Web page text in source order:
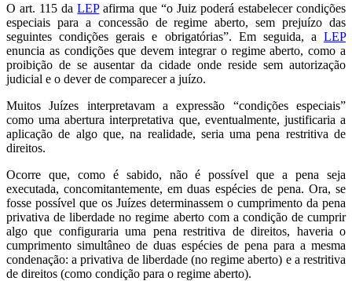
O art. 115 daLEPafirma que “o Juiz poderá estabelecer condições
especiais para a concessão de regime aberto, sem prejuízo das
seguintes condições gerais e obrigatórias”. Em seguida, a LEP
enuncia as condições que devem integrar o regime aberto, como a
proibição de se ausentar da cidade onde reside sem autorização
judicial e o dever de comparecer a juízo.
Muitos Juízes interpretavam a expressão “condições especiais”
como uma abertura interpretativa que, eventualmente, justificaria a
aplicação de algo que, na realidade, seria uma pena restritiva de
direitos.
Ocorre que, como é sabido, não é possível que a pena seja
executada, concomitantemente, em duas espécies de pena. Ora, se
fosse possível que os Juízes determinassem o cumprimento da pena
privativa de liberdade no regime aberto com a condição de cumprir
algo que configuraria uma pena restritiva de direitos, haveria o
cumprimento simultâneo de duas espécies de pena para a mesma
condenação: a privativa de liberdade (no regime aberto) e a restritiva
de direitos (como condição para o regime aberto).